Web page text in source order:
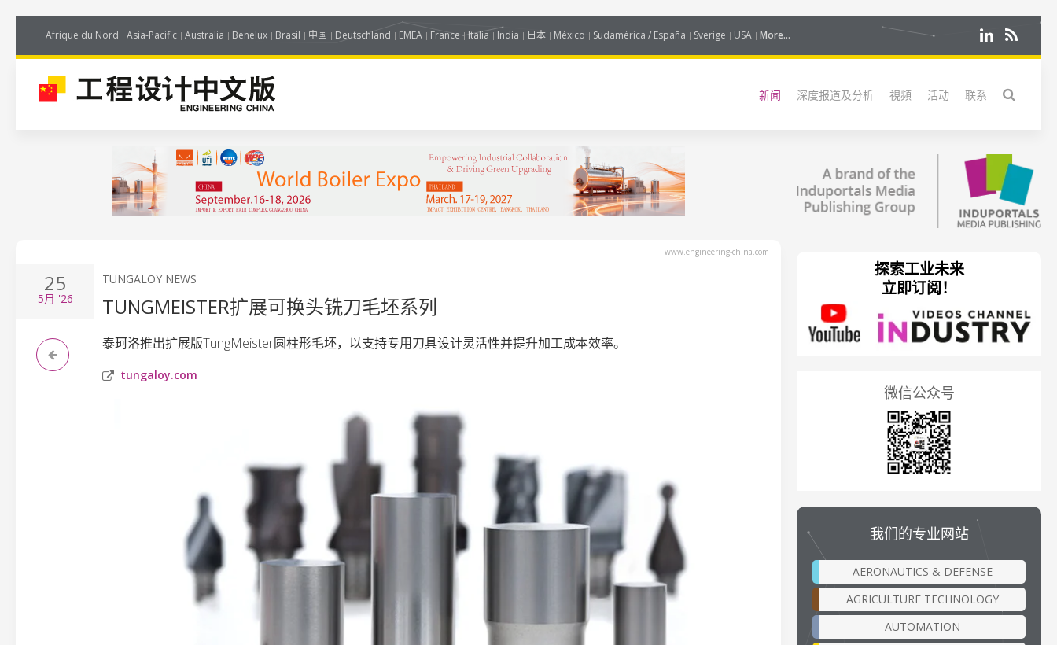
Afrique du Nord Asia-Pacific Australia Benelux Brasil 中国 Deutschland EMEA France Italia India 日本 México Sudamérica / España Sverige USA More...
新闻 深度报道及分析 視頻 活动 联系
www.engineering-china.com
25
5月 '26
TUNGALOY NEWS
TUNGMEISTER扩展可换头铣刀毛坯系列
泰珂洛推出扩展版TungMeister圆柱形毛坯，以支持专用刀具设计灵活性并提升加工成本效率。
tungaloy.com
探索工业未来
立即订阅！
微信公众号
我们的专业网站
AERONAUTICS & DEFENSE
AGRICULTURE TECHNOLOGY
AUTOMATION